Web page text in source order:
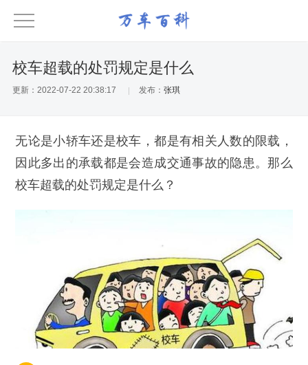
校车超载的处罚规定是什么
更新：2022-07-22 20:38:17 发布： 张琪
无论是小轿车还是校车，都是有相关人数的限载，
因此多出的承载都是会造成交通事故的隐患。那么
校车超载的处罚规定是什么？